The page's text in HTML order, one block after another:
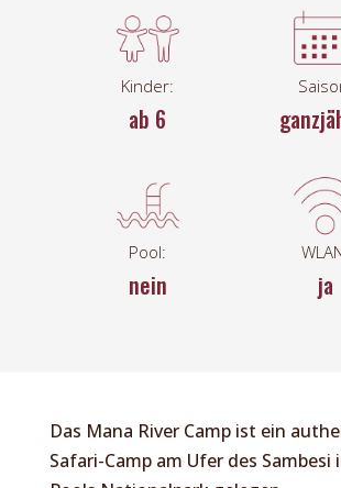
Kinder:
ab 6
Pool:
nein ja
Das Mana River Camp ist ein
Safari-Camp am Ufer des Sambesi